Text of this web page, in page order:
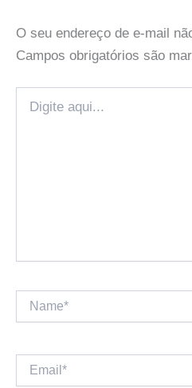
O seu endereço de e-mail
Campos obrigatórios são
aqui...